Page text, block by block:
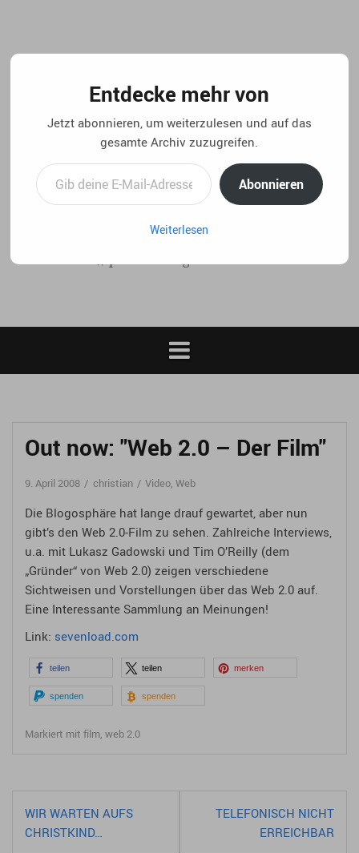
Out now: "Web 2.0 – Der Film"
9. April 2008 christian Video, Web
Die Blogosphäre hat lange drauf gewartet, aber nun
gibt’s den Web 2.0-Film zu sehen. Zahlreiche Interviews,
u.a. mit Lukasz Gadowski und Tim O’Reilly (dem
„Gründer“ von Web 2.0) zeigen verschiedene
Sichtweisen und Vorstellungen über das Web 2.0 auf.
Eine Interessante Sammlung an Meinungen!
Link: sevenload.com
teilen teilen merken
spenden spenden
Markiert mit film, web 2.0
Beitragsnavigation
WIR WARTEN AUFS
CHRISTKIND…
TELEFONISCH NICHT
ERREICHBAR
Entdecke mehr von
Jetzt abonnieren, um weiterzulesen und auf das
gesamte Archiv zuzugreifen.
Gib deine E-Mail-Adresse ein ...
Abonnieren
Weiterlesen